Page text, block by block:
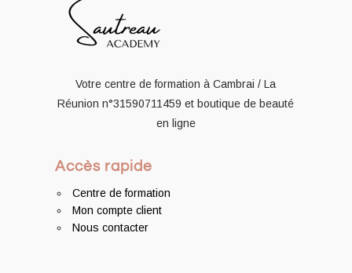
Votre centre de formation à Cambrai / La
Réunionn°31590711459 et boutique de beauté
en ligne
Accès rapide
Centre de formation
Mon compte client
Nous contacter